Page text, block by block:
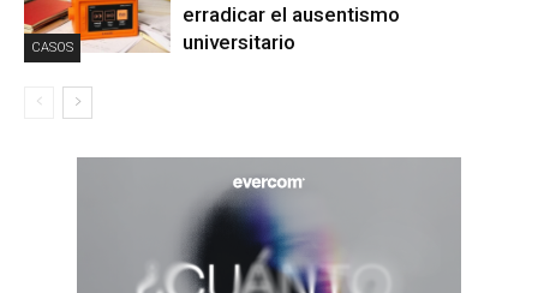
CASOS
erradicar el ausentismo
universitario